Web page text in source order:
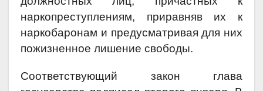
наркопреступлениям, приравняв их к
наркобаронам и предусматривая для них
пожизненное лишение свободы.
Соответствующий закон глава